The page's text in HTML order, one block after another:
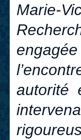
Marie-
autorité